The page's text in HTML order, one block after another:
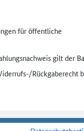
für öffentliche
gilt der
/Rückgaberecht